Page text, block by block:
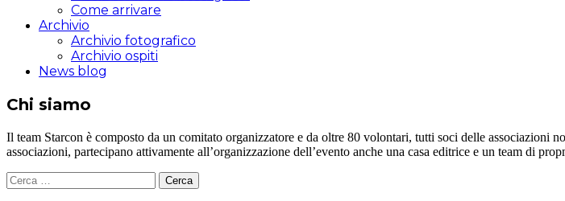
Come arrivare
Archivio
Archivio fotografico
Archivio ospiti
News blog
Chi siamo
Il team Starcon è composto da un comitato organizzatore e da oltre 80 volontari, tutti soci delle
associazioni, partecipano attivamente all’organizzazione dell’evento anche una casa editrice e un team di
Ricerca
per: